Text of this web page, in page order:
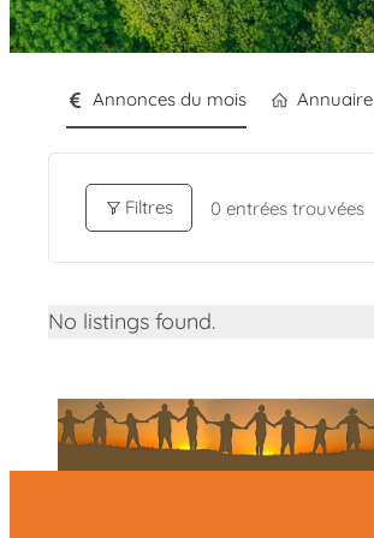
Annonces du mois Annuaire
Filtres 0 entrées trouvées
No listings found.